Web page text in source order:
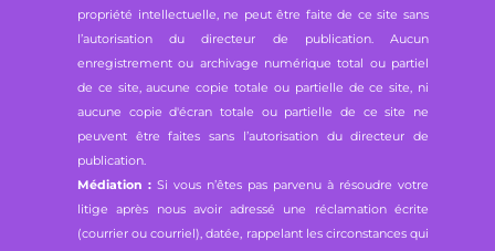
propriété intellectuelle, ne peut être faite de ce site sans
l’autorisation du directeur de publication. Aucun
enregistrement ou archivage numérique total ou partiel
de ce site, aucune copie totale ou partielle de ce site, ni
aucune copie d'écran totale ou partielle de ce site ne
peuvent être faites sans l’autorisation du directeur de
publication.
Médiation : Si vous n’êtes pas parvenu à résoudre votre
litige après nous avoir adressé une réclamation écrite
(courrier ou courriel), datée, rappelant les circonstances qui